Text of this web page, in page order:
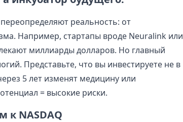
реальность: от
Например, стартапы вроде Neuralink или
миллиарды долларов. Но главный
Представьте, что вы инвестируете не в
5 лет изменят медицину или
= высокие риски.
к NASDAQ